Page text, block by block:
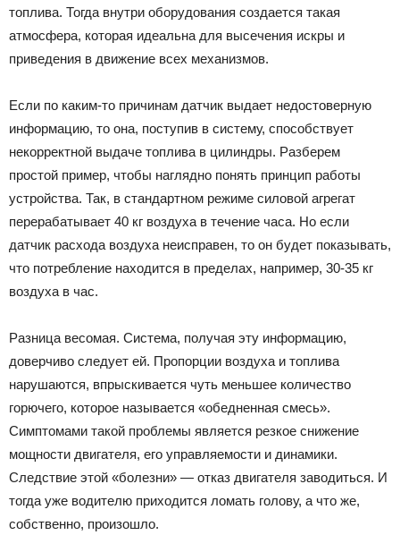
топлива. Тогда внутри оборудования создается такая
атмосфера, которая идеальна для высечения искры и
приведения в движение всех механизмов.
Если по каким-то причинам датчик выдает недостоверную
информацию, то она, поступив в систему, способствует
некорректной выдаче топлива в цилиндры. Разберем
простой пример, чтобы наглядно понять принцип работы
устройства. Так, в стандартном режиме силовой агрегат
перерабатывает 40 кг воздуха в течение часа. Но если
датчик расхода воздуха неисправен, то он будет показывать,
что потребление находится в пределах, например, 30-35 кг
воздуха в час.
Разница весомая. Система, получая эту информацию,
доверчиво следует ей. Пропорции воздуха и топлива
нарушаются, впрыскивается чуть меньшее количество
горючего, которое называется «обедненная смесь».
Симптомами такой проблемы является резкое снижение
мощности двигателя, его управляемости и динамики.
Следствие этой «болезни» — отказ двигателя заводиться. И
тогда уже водителю приходится ломать голову, а что же,
собственно, произошло.